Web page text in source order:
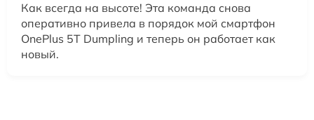
Как всегда на высоте! Эта команда снова
оперативно привела в порядок мой смартфон
OnePlus 5T Dumpling и теперь он работает как
новый.